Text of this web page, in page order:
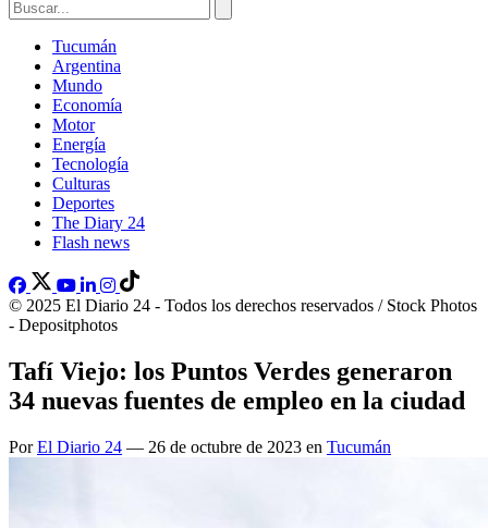
Tucumán
Argentina
Mundo
Economía
Motor
Energía
Tecnología
Culturas
Deportes
The Diary 24
Flash news
© 2025 El Diario 24 - Todos los derechos reservados / Stock Photos
- Depositphotos
Tafí Viejo: los Puntos Verdes generaron
34 nuevas fuentes de empleo en la ciudad
PorEl Diario 24 — 26 de octubre de 2023 en Tucumán